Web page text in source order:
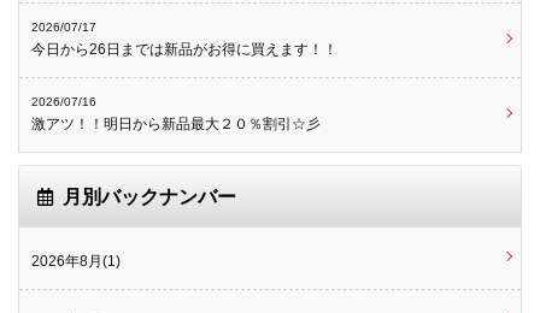
2026/07/17
今日から26日までは新品がお得に買えます！！
2026/07/16
激アツ！！明日から新品最大２０％割引☆彡
月別バックナンバー
2026年8月(1)